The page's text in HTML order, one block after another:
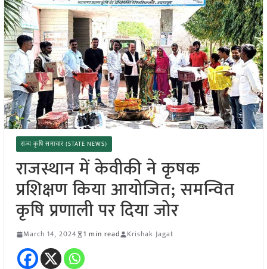
राज्य कृषि समाचार (STATE NEWS)
राजस्थान में केवीकी ने कृषक
प्रशिक्षण किया आयोजित; समन्वित
कृषि प्रणाली पर दिया जोर
March 14, 2024 1 min read Krishak Jagat